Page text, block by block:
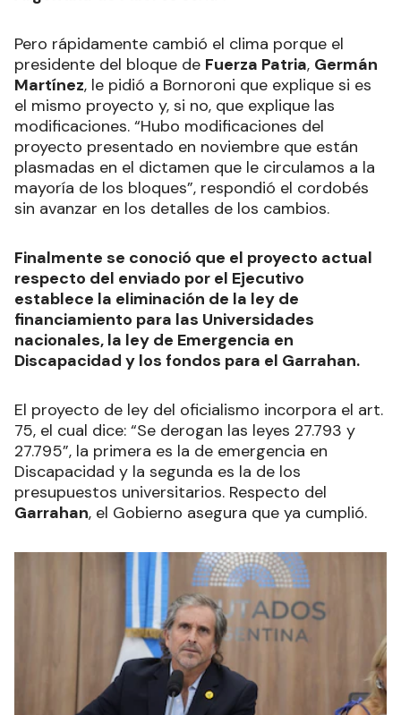
Pero rápidamente cambió el clima porque el
presidente del bloque de Fuerza Patria, Germán
Martínez, le pidió a Bornoroni que explique si es
el mismo proyecto y, si no, que explique las
modificaciones. “Hubo modificaciones del
proyecto presentado en noviembre que están
plasmadas en el dictamen que le circulamos a la
mayoría de los bloques”, respondió el cordobés
sin avanzar en los detalles de los cambios.
Finalmente se conoció que el proyecto actual
respecto del enviado por el Ejecutivo
establece la eliminación de la ley de
financiamiento para las Universidades
nacionales, la ley de Emergencia en
Discapacidad y los fondos para el Garrahan.
El proyecto de ley del oficialismo incorpora el art.
75, el cual dice: “Se derogan las leyes 27.793 y
27.795”, la primera es la de emergencia en
Discapacidad y la segunda es la de los
presupuestos universitarios. Respecto del
Garrahan, el Gobierno asegura que ya cumplió.